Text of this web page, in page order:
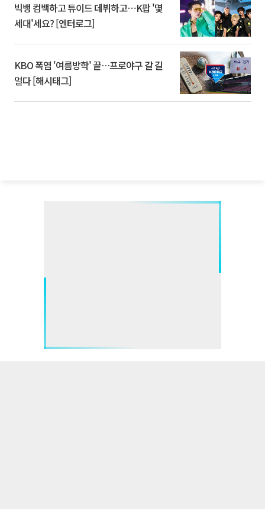
빅뱅 컴백하고 튜이드 데뷔하고⋯K팝 '몇
세대'세요? [엔터로그]
KBO 폭염 '여름방학' 끝…프로야구 갈 길
멀다 [해시태그]